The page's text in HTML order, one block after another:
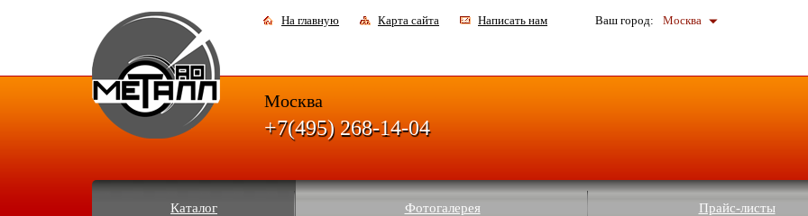
На главную Карта сайта Написать нам Ваш город: Москва
Каталог Фотогалерея Прайс-листы
Москва
+7(495) 268-14-04